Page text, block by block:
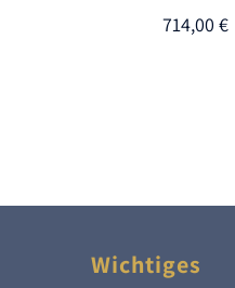
714,00 €
Wichtiges